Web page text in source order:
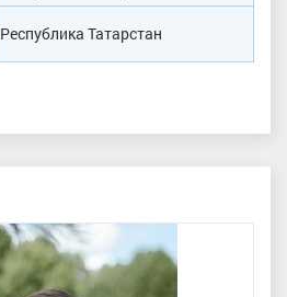
Республика Татарстан